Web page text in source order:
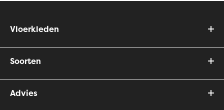
Vloerkleden
Soorten
Advies